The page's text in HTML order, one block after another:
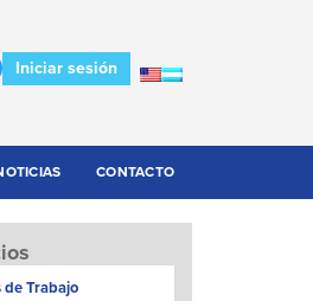
Iniciar sesión
CONTACTO
de Trabajo